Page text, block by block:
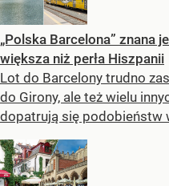
„Polska Barcelona” znana
większa niż perła Hiszpanii
Lot do Barcelony trudno
do Girony, ale też wielu
dopatrują się podobieństw